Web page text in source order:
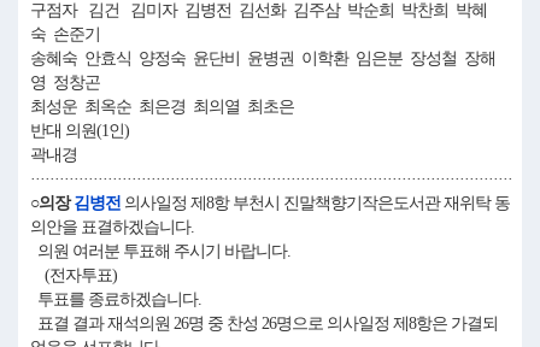
구점자 김건 김미자 김병전 김선화 김주삼 박순희 박찬희 박혜
숙 손준기
송혜숙 안효식 양정숙 윤단비 윤병권 이학환 임은분 장성철 장해
영 정창곤
최성운 최옥순 최은경 최의열 최초은
반대 의원(1인)
곽내경
····································································································
○의장김병전 의사일정 제8항 부천시 진말책향기작은도서관 재위탁 동
의안을 표결하겠습니다.
의원 여러분 투표해 주시기 바랍니다.
(전자투표)
투표를 종료하겠습니다.
표결 결과 재석의원 26명 중 찬성 26명으로 의사일정 제8항은 가결되